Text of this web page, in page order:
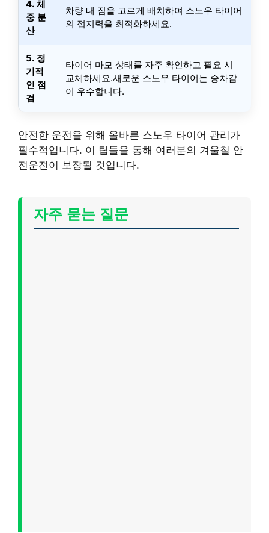
4. 체
중 분
산
차량 내 짐을 고르게 배치하여 스노우 타이어
의 접지력을 최적화하세요.
5. 정
기적
인 점
검
타이어 마모 상태를 자주 확인하고 필요 시
교체하세요.새로운 스노우 타이어는 승차감
이 우수합니다.
안전한 운전을 위해 올바른 스노우 타이어 관리가
필수적입니다. 이 팁들을 통해 여러분의 겨울철 안
전운전이 보장될 것입니다.
자주 묻는 질문